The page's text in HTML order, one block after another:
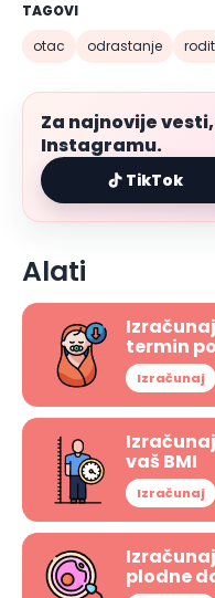
TAGOVI
otac
odrastanje
Za najnovije
Instagramu.
TikTok
Alati
termin
Izračunaj
vaš BMI
Izračunaj
plodne